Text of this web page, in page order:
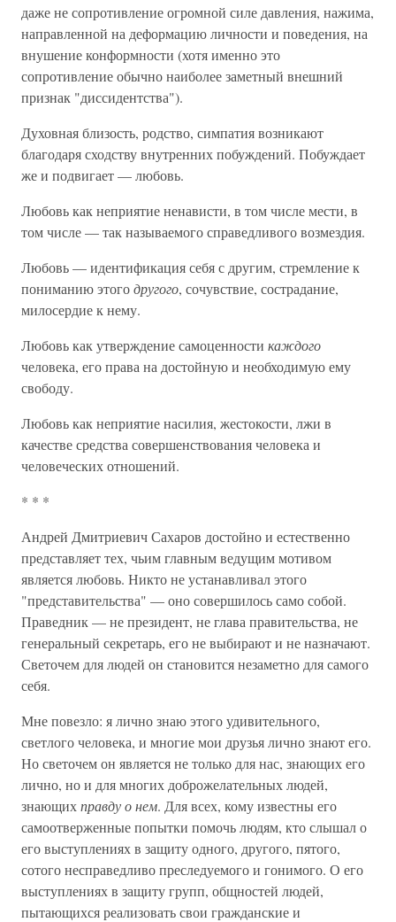
даже не сопротивление огромной силе давления, нажима,
направленной на деформацию личности и поведения, на
внушение конформности (хотя именно это
сопротивление обычно наиболее заметный внешний
признак "диссидентства").
Духовная близость, родство, симпатия возникают
благодаря сходству внутренних побуждений. Побуждает
же и подвигает — любовь.
Любовь как неприятие ненависти, в том числе мести, в
том числе — так называемого справедливого возмездия.
Любовь — идентификация себя с другим, стремление к
пониманию этогодругого, сочувствие, сострадание,
милосердие к нему.
Любовь как утверждение самоценности каждого
человека, его права на достойную и необходимую ему
свободу.
Любовь как неприятие насилия, жестокости, лжи в
качестве средства совершенствования человека и
человеческих отношений.
* * *
Андрей Дмитриевич Сахаров достойно и естественно
представляет тех, чьим главным ведущим мотивом
является любовь. Никто не устанавливал этого
"представительства" — оно совершилось само собой.
Праведник — не президент, не глава правительства, не
генеральный секретарь, его не выбирают и не назначают.
Светочем для людей он становится незаметно для самого
себя.
Мне повезло: я лично знаю этого удивительного,
светлого человека, и многие мои друзья лично знают его.
Но светочем он является не только для нас, знающих его
лично, но и для многих доброжелательных людей,
знающихправду о нем. Для всех, кому известны его
самоотверженные попытки помочь людям, кто слышал о
его выступлениях в защиту одного, другого, пятого,
сотого несправедливо преследуемого и гонимого. О его
выступлениях в защиту групп, общностей людей,
пытающихся реализовать свои гражданские и